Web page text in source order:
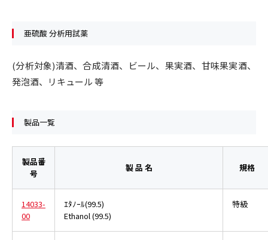
亜硫酸 分析用試薬
(分析対象)清酒、合成清酒、ビール、果実酒、甘味果実酒、
発泡酒、リキュール 等
製品一覧
製品番
号
製 品 名 規格
14033-
00
ｴﾀﾉｰﾙ(99.5)
Ethanol (99.5)
特級